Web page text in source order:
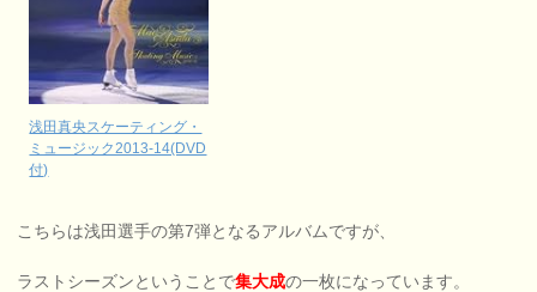
浅田真央スケーティング・
ミュージック2013-14(DVD
付)
こちらは浅田選手の第7弾となるアルバムですが、
ラストシーズンということで集大成の一枚になっています。